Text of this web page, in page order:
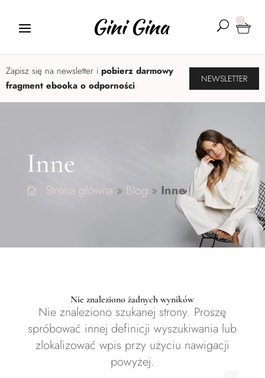
U 0
Zapisz się na newsletter i pobierz darmowy
fragment ebooka o odporności
NEWSLETTER
Inne
 Strona główna » Blog » Inne
Nie znaleziono żadnych wyników
Nie znaleziono szukanej strony. Proszę
spróbować innej definicji wyszukiwania lub
zlokalizować wpis przy użyciu nawigacji
powyżej.